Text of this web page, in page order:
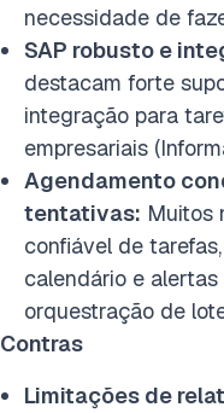
necessidade de
SAP robusto e
destacam forte
integração para
empresariais
Agendamento
tentativas: Muitos
confiável de
calendário e
orquestração de
Contras
Limitações de